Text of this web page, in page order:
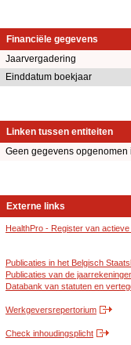
Financiële gegevens
Jaarvergadering
Einddatum boekjaar
Linken tussen entiteiten
Geen gegevens opgenomen
Externe links
HealthPro - Register van
Publicaties in het Belgisch
Publicaties van de
Databank van statuten en
Werkgeversrepertorium
Check inhoudingsplicht